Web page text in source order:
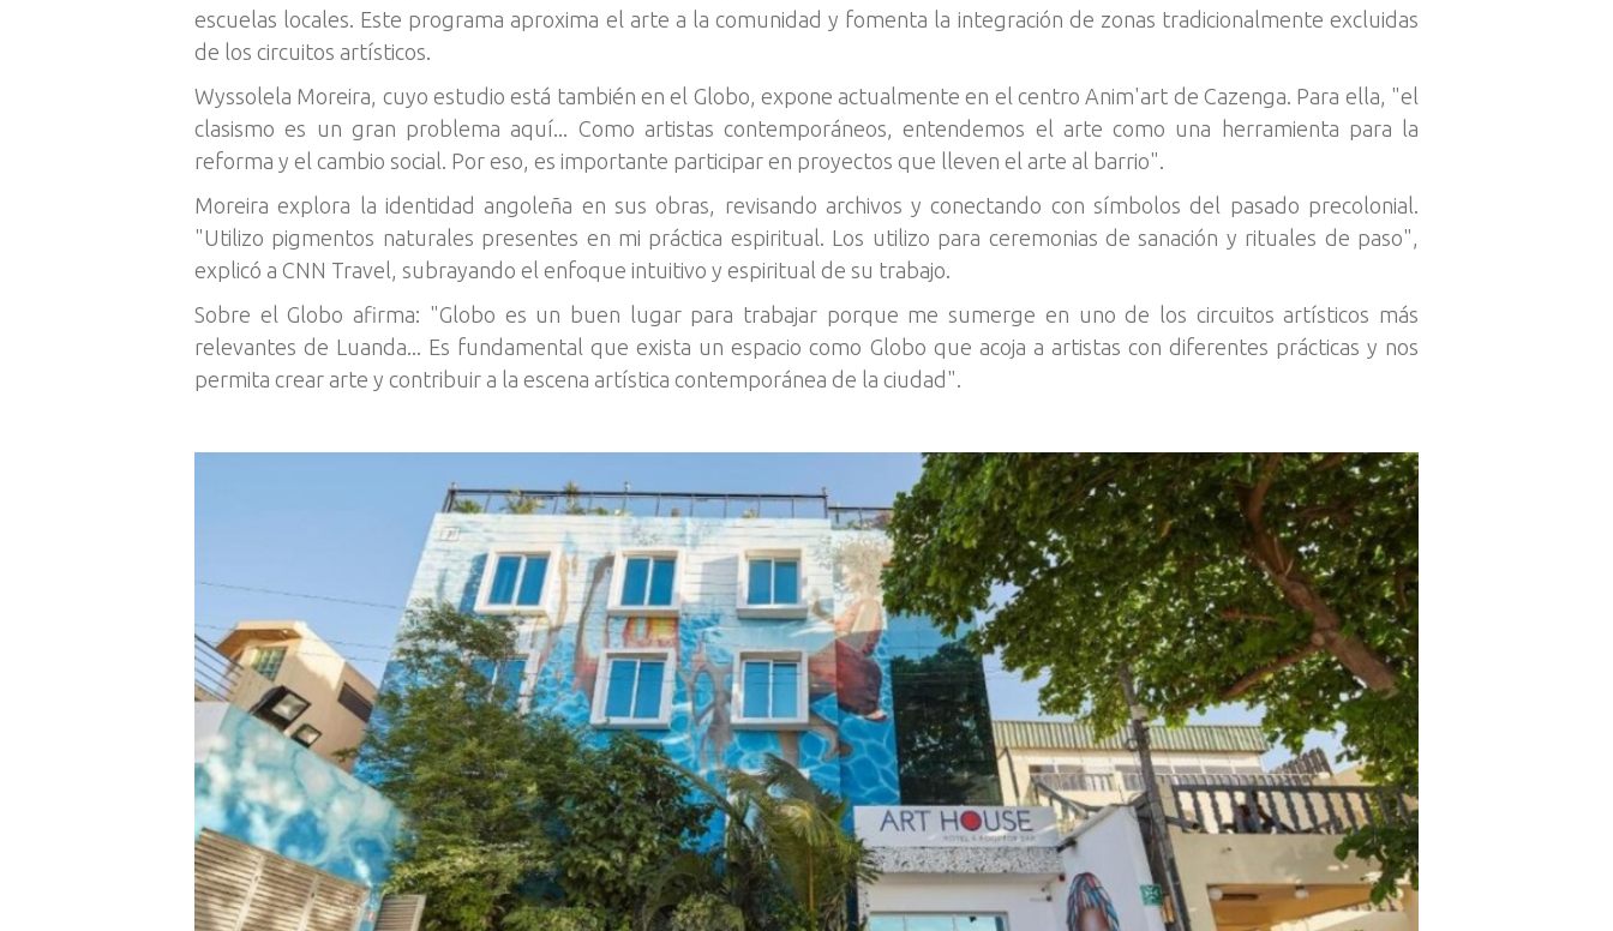
escuelas locales. Este programa aproxima el arte a la comunidad y fomenta la integración de zonas tradicionalmente excluidas
de los circuitos artísticos.
Wyssolela Moreira, cuyo estudio está también en el Globo, expone actualmente en el centro Anim'art de Cazenga. Para ella, "el
clasismo es un gran problema aquí... Como artistas contemporáneos, entendemos el arte como una herramienta para la
reforma y el cambio social. Por eso, es importante participar en proyectos que lleven el arte al barrio".
Moreira explora la identidad angoleña en sus obras, revisando archivos y conectando con símbolos del pasado precolonial.
"Utilizo pigmentos naturales presentes en mi práctica espiritual. Los utilizo para ceremonias de sanación y rituales de paso",
explicó a CNN Travel, subrayando el enfoque intuitivo y espiritual de su trabajo.
Sobre el Globo afirma: "Globo es un buen lugar para trabajar porque me sumerge en uno de los circuitos artísticos más
relevantes de Luanda... Es fundamental que exista un espacio como Globo que acoja a artistas con diferentes prácticas y nos
permita crear arte y contribuir a la escena artística contemporánea de la ciudad".